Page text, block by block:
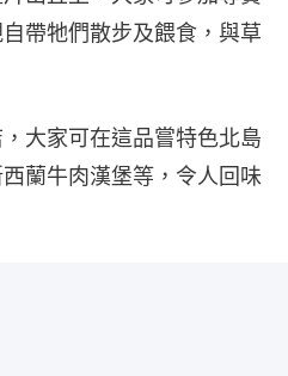
帶牠們散步及餵食，與草
大家可在這品嘗特色北島
蘭牛肉漢堡等，令人回味